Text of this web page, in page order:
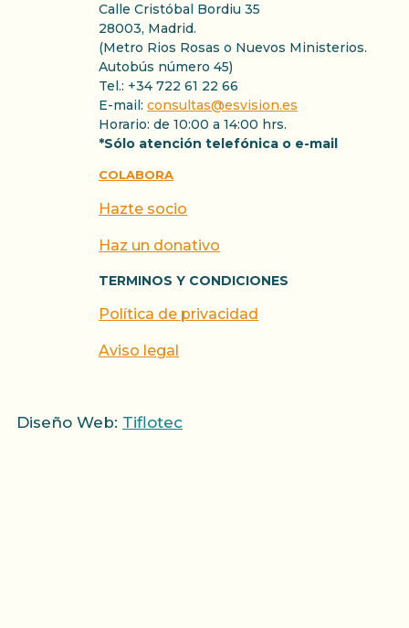
Calle Cristóbal Bordiu 35
28003, Madrid.
(Metro Rios Rosas o Nuevos Ministerios.
Autobús número 45)
Tel.: +34 722 61 22 66
E-mail: consultas@esvision.es
Horario: de 10:00 a 14:00 hrs.
*Sólo atención telefónica o e-mail
COLABORA
Hazte socio
Haz un donativo
TERMINOS Y CONDICIONES
Política de privacidad
Aviso legal
Diseño Web: Tiflotec